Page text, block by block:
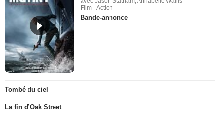
Film - Action
Bande-annonce
Tombé du ciel
La fin d’Oak Street